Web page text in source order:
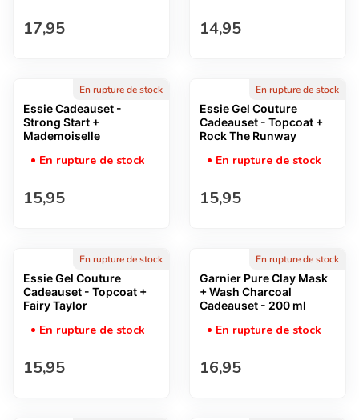
Prix normal
17,95 Prix normal
14,95
En rupture de stock
Essie Cadeauset -
Strong Start +
Mademoiselle
En rupture de stock
Prix normal
15,95
En rupture de stock
Essie Gel Couture
Cadeauset - Topcoat +
Rock The Runway
En rupture de stock
Prix normal
15,95
En rupture de stock
Essie Gel Couture
Cadeauset - Topcoat +
Fairy Taylor
En rupture de stock
Prix normal
15,95
En rupture de stock
Garnier Pure Clay Mask
+ Wash Charcoal
Cadeauset - 200 ml
En rupture de stock
Prix normal
16,95